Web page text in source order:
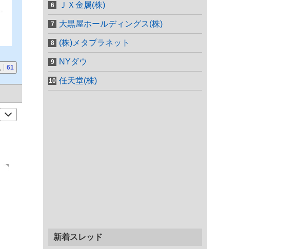
61
ＪＸ金属(株)
大黒屋ホールディングス(株)
(株)メタプラネット
NYダウ
任天堂(株)
新着スレッド